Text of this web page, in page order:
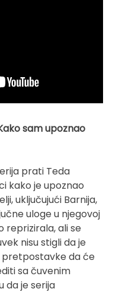
sam upoznao
prati Teda
kako je upoznao
uključujući Barnija,
uloge u njegovoj
reprizirala, ali se
nisu stigli da je
da će
sa čuvenim
da je serija